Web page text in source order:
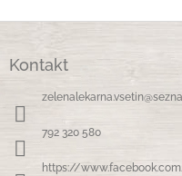
Kontakt
zelenalekarna.vsetin@
792 320 580
https://